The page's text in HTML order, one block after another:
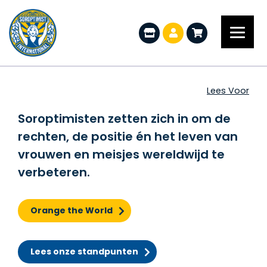
Lees Voor
Soroptimisten zetten zich in om de
rechten, de positie én het leven van
vrouwen en meisjes wereldwijd te
verbeteren.
Orange the World
Lees onze standpunten